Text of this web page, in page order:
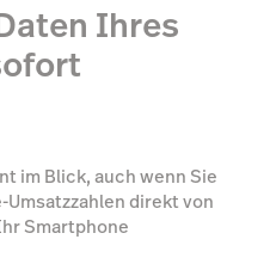
Ihres
im Blick, auch wenn Sie
direkt von
Smartphone